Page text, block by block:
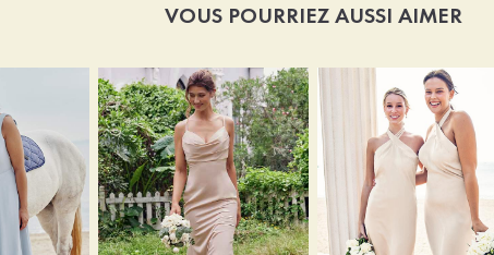
VOUS POURRIEZ AUSSI AIMER